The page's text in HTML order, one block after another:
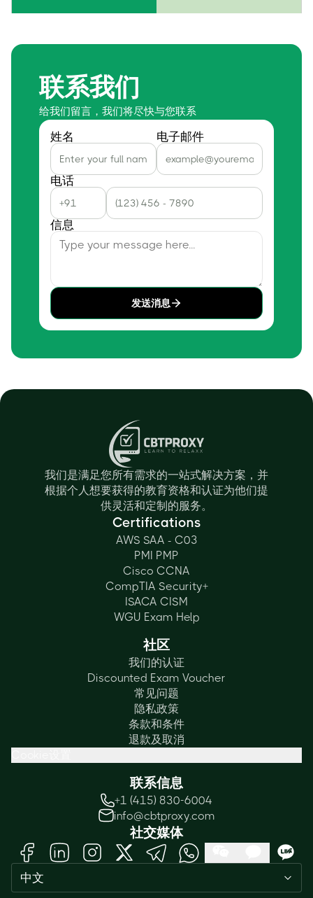
联系我们
给我们留言，我们将尽快与您联系
姓名 电子邮件
电话
信息
发送消息
我们是满足您所有需求的一站式解决方案，并
根据个人想要获得的教育资格和认证为他们提
供灵活和定制的服务。
Certifications
AWS SAA - C03
PMI PMP
Cisco CCNA
CompTIA Security+
ISACA CISM
WGU Exam Help
社区
我们的认证
Discounted Exam Voucher
常见问题
隐私政策
条款和条件
退款及取消
联系信息
+1 (415) 830-6004
info@cbtproxy.com
社交媒体
中文